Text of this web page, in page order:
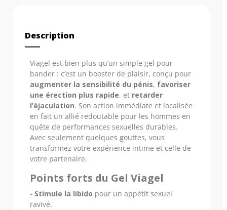
Description
Viagel est bien plus qu’un simple gel pour
bander : c’est un booster de plaisir, conçu pour
augmenter la sensibilité du pénis, favoriser
une érection plus rapide, et retarder
l’éjaculation. Son action immédiate et localisée
en fait un allié redoutable pour les hommes en
quête de performances sexuelles durables.
Avec seulement quelques gouttes, vous
transformez votre expérience intime et celle de
votre partenaire.
Points forts du Gel Viagel
- Stimule la libido pour un appétit sexuel
ravivé.